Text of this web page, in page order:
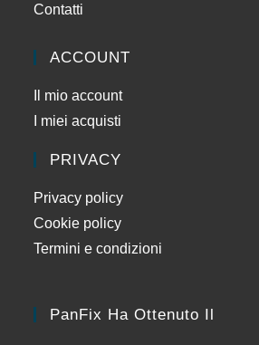
Contatti
ACCOUNT
Il mio account
I miei acquisti
PRIVACY
Privacy policy
Cookie policy
Termini e condizioni
PanFix Ha Ottenuto Il